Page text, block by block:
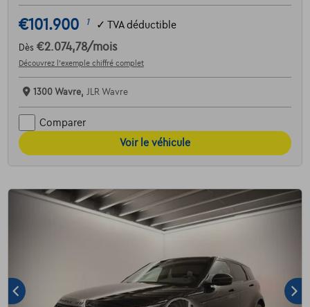
€101.900 1 ✓ TVA déductible
Dès €2.074,78/mois
Découvrez l’exemple chiffré complet
1300 Wavre, JLR Wavre
Comparer
Voir le véhicule